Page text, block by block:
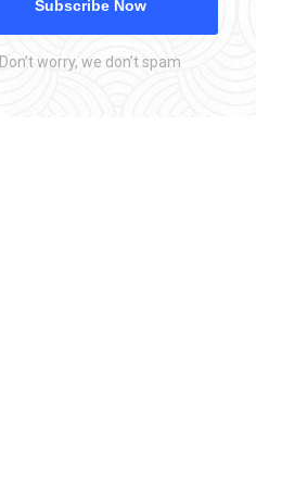
Subscribe Now
Don’t worry, we don’t spam